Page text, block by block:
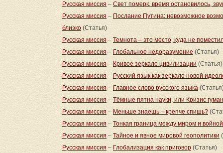
Русская миссия – Свет померк, время остановилось,
Русская миссия – Послание Путина: невозможное
близко (Статья)
Русская миссия –Темнота – это место, куда не
Русская миссия – Глобальное недоразумение (Статья)
Русская миссия – Кривое зеркало цивилизации (Статья)
Русская миссия – Русский язык как зеркало новой
Русская миссия –Главное слово русского языка
Русская миссия – Тёмные пятна науки, или Кризис
Русская миссия – Меньше знаешь – крепче спишь?
Русская миссия – Тонкая граница между миром и войной
Русская миссия – Тайное и явное мировой геополитики
Русская миссия – Глобализация как приговор (Статья)